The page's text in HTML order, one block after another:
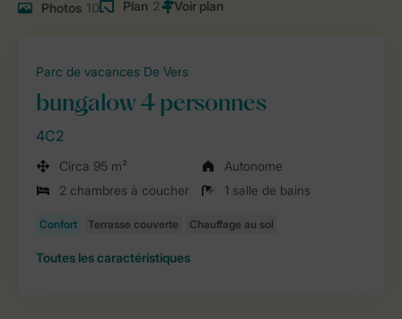
Photos 10 Plan 2
Parc de vacances De Vers
bungalow 4 personnes
4C2
Circa 95 m²
Autonome
2 chambres à coucher
1 salle de bains
Toutes les caractéristiques